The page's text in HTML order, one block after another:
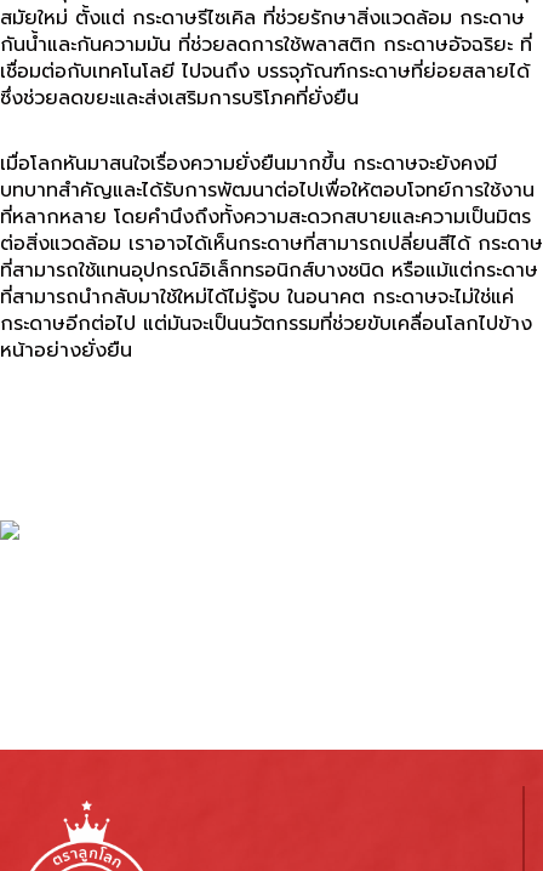
สมัยใหม่ ตั้งแต่ กระดาษรีไซเคิล ที่ช่วยรักษาสิ่งแวดล้อม กระดาษ
กันน้ำและกันความมัน ที่ช่วยลดการใช้พลาสติก กระดาษอัจฉริยะ ที่
เชื่อมต่อกับเทคโนโลยี ไปจนถึง บรรจุภัณฑ์กระดาษที่ย่อยสลายได้
ซึ่งช่วยลดขยะและส่งเสริมการบริโภคที่ยั่งยืน
เมื่อโลกหันมาสนใจเรื่องความยั่งยืนมากขึ้น กระดาษจะยังคงมี
บทบาทสำคัญและได้รับการพัฒนาต่อไปเพื่อให้ตอบโจทย์การใช้งาน
ที่หลากหลาย โดยคำนึงถึงทั้งความสะดวกสบายและความเป็นมิตร
ต่อสิ่งแวดล้อม เราอาจได้เห็นกระดาษที่สามารถเปลี่ยนสีได้ กระดาษ
ที่สามารถใช้แทนอุปกรณ์อิเล็กทรอนิกส์บางชนิด หรือแม้แต่กระดาษ
ที่สามารถนำกลับมาใช้ใหม่ได้ไม่รู้จบ ในอนาคต กระดาษจะไม่ใช่แค่
กระดาษอีกต่อไป แต่มันจะเป็นนวัตกรรมที่ช่วยขับเคลื่อนโลกไปข้าง
หน้าอย่างยั่งยืน